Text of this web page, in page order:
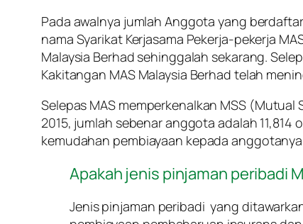
Pada awalnya jumlah Anggota yang
nama Syarikat Kerjasama Pekerja-pekerja
Malaysia Berhad sehinggalah sekarang.
Kakitangan MAS Malaysia Berhad telah
Selepas MAS memperkenalkan MSS
2015, jumlah sebenar anggota adalah
kemudahan pembiayaan kepada
Apakah jenis pinjaman peribadi
Jenis pinjaman peribadi yang